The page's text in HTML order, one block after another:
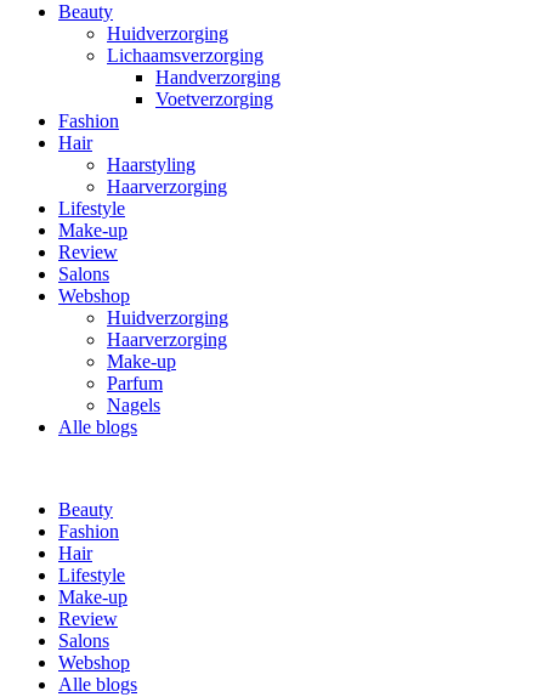
Beauty
Huidverzorging
Lichaamsverzorging
Handverzorging
Voetverzorging
Fashion
Hair
Haarstyling
Haarverzorging
Lifestyle
Make-up
Review
Salons
Webshop
Huidverzorging
Haarverzorging
Make-up
Parfum
Nagels
Alle blogs
Beauty
Fashion
Hair
Lifestyle
Make-up
Review
Salons
Webshop
Alle blogs